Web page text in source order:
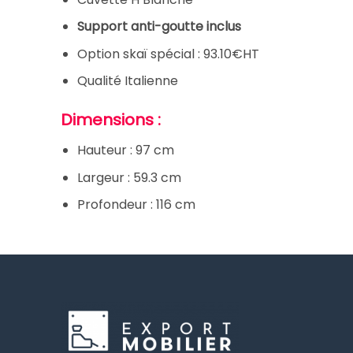
Support anti-goutte inclus
Option skaï spécial : 93.10€HT
Qualité Italienne
Dimensions :
Hauteur : 97 cm
Largeur : 59.3 cm
Profondeur : 116 cm